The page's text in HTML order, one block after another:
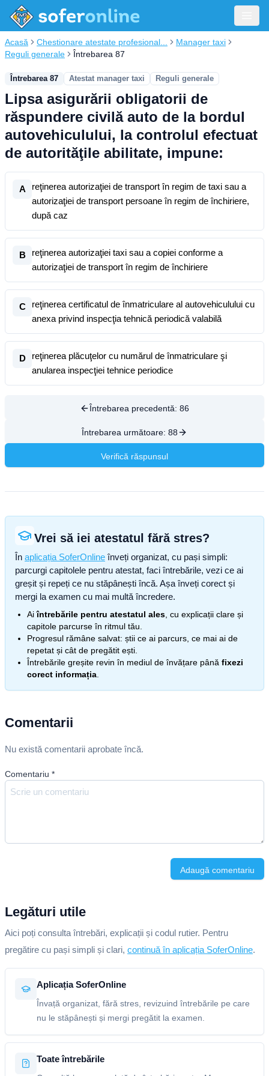
Acasă Chestionare atestate profesional...
Manager taxi
Reguli generale
Întrebarea 87
Întrebarea 87 Atestat manager taxi Reguli generale
Lipsa asigurării obligatorii de
răspundere civilă auto de la bordul
autovehiculului, la controlul efectuat
de autorităţile abilitate, impune:
A
reţinerea autorizaţiei de transport în regim de taxi sau a
autorizaţiei de transport persoane în regim de închiriere,
după caz
B
reţinerea autorizaţiei taxi sau a copiei conforme a
autorizaţiei de transport în regim de închiriere
C
reţinerea certificatul de înmatriculare al autovehiculului cu
anexa privind inspecţia tehnică periodică valabilă
D
reţinerea plăcuţelor cu numărul de înmatriculare şi
anularea inspecţiei tehnice periodice
Întrebarea precedentă: 86
Întrebarea următoare: 88
Verifică răspunsul
Vrei să iei atestatul fără stres?
În aplicația SoferOnline înveți organizat, cu pași simpli:
parcurgi capitolele pentru atestat, faci întrebările, vezi ce ai
greșit și repeți ce nu stăpânești încă. Așa înveți corect și
mergi la examen cu mai multă încredere.
Aiîntrebările pentru atestatul ales , cu explicații clare și
capitole parcurse în ritmul tău.
Progresul rămâne salvat: știi ce ai parcurs, ce mai ai de
repetat și cât de pregătit ești.
Întrebările greșite revin în mediul de învățare până fixezi
corect informația
Comentarii
Nu există comentarii aprobate încă.
Comentariu *
Adaugă comentariu
Legături utile
Aici poți consulta întrebări, explicații și codul rutier. Pentru
pregătire cu pași simpli și clari, continuă în aplicația SoferOnline.
Aplicația SoferOnline
Învață organizat, fără stres, revizuind întrebările pe care
nu le stăpânești și mergi pregătit la examen.
Toate întrebările